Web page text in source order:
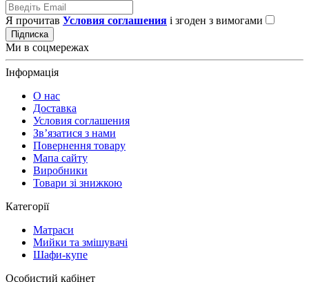
Я прочитав Условия соглашения і згоден з вимогами
Підписка
Ми в соцмережах
Інформація
О нас
Доставка
Условия соглашения
Зв’язатися з нами
Повернення товару
Мапа сайту
Виробники
Товари зі знижкою
Категорії
Матраси
Мийки та змішувачі
Шафи-купе
Особистий кабінет